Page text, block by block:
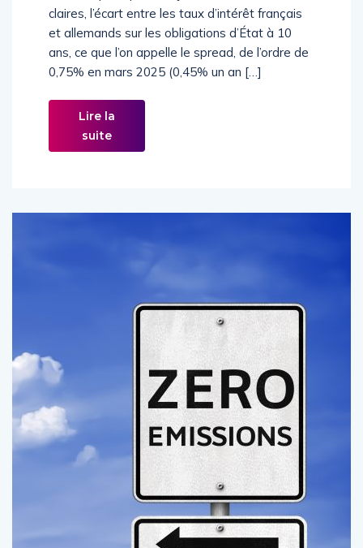
claires, l’écart entre les taux d’intérêt français
et allemands sur les obligations d’État à 10
ans, ce que l’on appelle le spread, de l’ordre de
0,75% en mars 2025 (0,45% un an […]
Lire la
suite